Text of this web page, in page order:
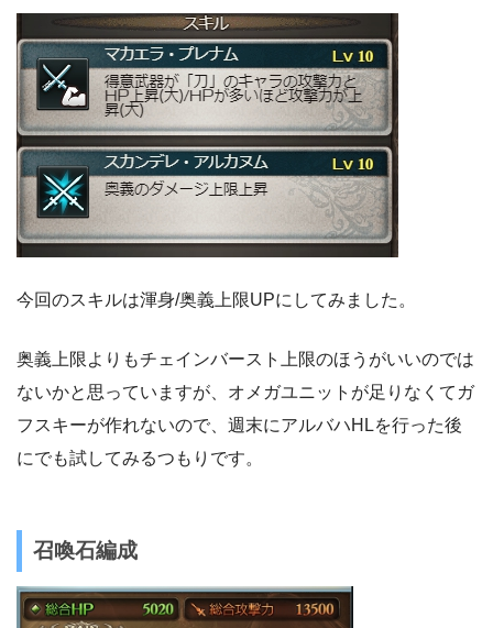
今回のスキルは渾身/奥義上限UPにしてみました。
奥義上限よりもチェインバースト上限のほうがいいのでは
ないかと思っていますが、オメガユニットが足りなくてガ
フスキーが作れないので、週末にアルバハHLを行った後
にでも試してみるつもりです。
召喚石編成